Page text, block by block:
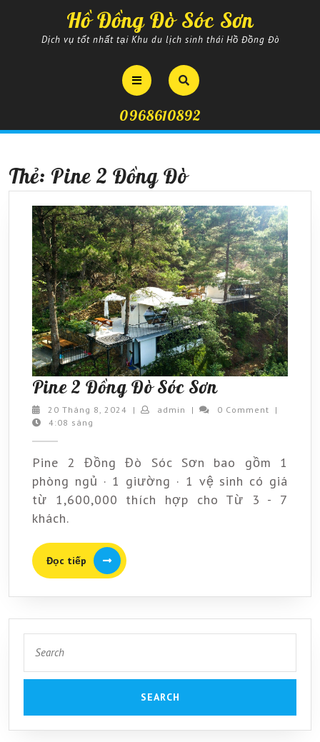
Hồ Đồng Đò Sóc Sơn
Dịch vụ tốt nhất tại Khu du lịch sinh thái Hồ Đồng Đò
Open
Button
0968610892
Thẻ: Pine 2 Đồng Đò
Pine 2 Đồng Đò Sóc SơnPine
2
Sóc
Sơn
20 Tháng 8, 2024 20| admin admin
| 0 Comment
|
4:08 sáng
Pine 2 Đồng Đò Sóc Sơn bao gồm 1
phòng ngủ · 1 giường · 1 vệ sinh có giá
từ 1,600,000 thích hợp cho Từ 3 - 7
khách.
Đọc tiếp
Đọc
tiếp
for: